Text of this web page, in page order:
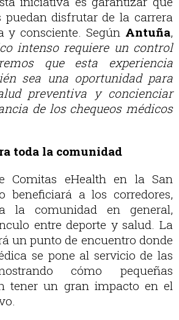
puedan disfrutar de la carrera
y consciente. Según Antuña,
intenso requiere un control
que esta experiencia
sea una oportunidad para
preventiva y concienciar
de los chequeos médicos
toda la comunidad
Comitas eHealth en la San
beneficiará a los corredores,
la comunidad en general,
entre deporte y salud. La
un punto de encuentro donde
se pone al servicio de las
cómo pequeñas
tener un gran impacto en el